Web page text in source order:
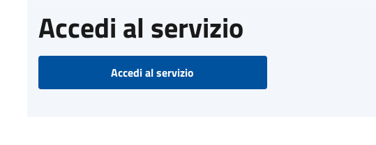
Accedi al servizio
Accedi al servizio